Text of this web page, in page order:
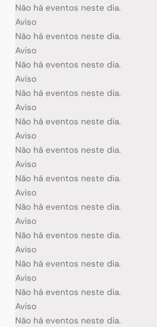
Não há eventos neste dia.
Aviso
Não há eventos neste dia.
Aviso
Não há eventos neste dia.
Aviso
Não há eventos neste dia.
Aviso
Não há eventos neste dia.
Aviso
Não há eventos neste dia.
Aviso
Não há eventos neste dia.
Aviso
Não há eventos neste dia.
Aviso
Não há eventos neste dia.
Aviso
Não há eventos neste dia.
Aviso
Não há eventos neste dia.
Aviso
Não há eventos neste dia.